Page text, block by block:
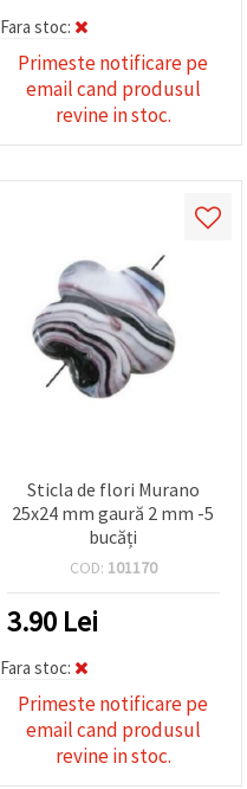
Fara stoc:
Primeste notificare pe
email cand produsul
revine in stoc.
Sticla de flori Murano
25x24 mm gaură 2 mm -5
bucăți
COD: 101170
3.90 Lei
Fara stoc:
Primeste notificare pe
email cand produsul
revine in stoc.